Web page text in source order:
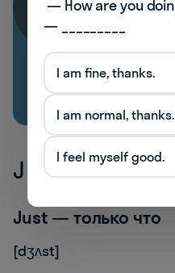
J
Just — только что
[dʒʌst]
— _________
I am fine, thanks.
I am normal, thanks.
I feel myself good.